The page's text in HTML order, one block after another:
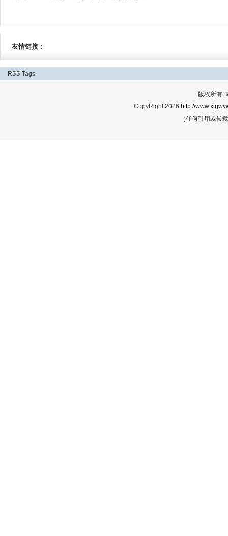
友情链接：
RSS Tags
版权所有:
CopyRight 2026 http://
（任何引用或转